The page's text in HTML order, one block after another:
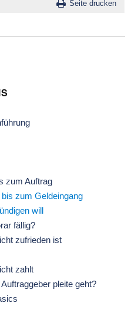
Seite drucken
zum Auftrag
zum Geldeingang
will
fällig?
zufrieden ist
zahlt
pleite geht?